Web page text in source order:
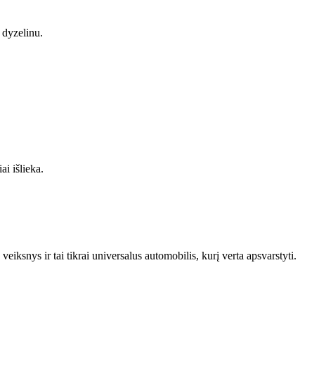
dyzelinu.
išlieka.
ir tai tikrai universalus automobilis, kurį verta apsvarstyti.